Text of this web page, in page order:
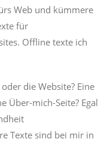
Web und kümmere
für
Offline texte ich
die Website? Eine
Über-mich-Seite? Egal
Texte sind bei mir in